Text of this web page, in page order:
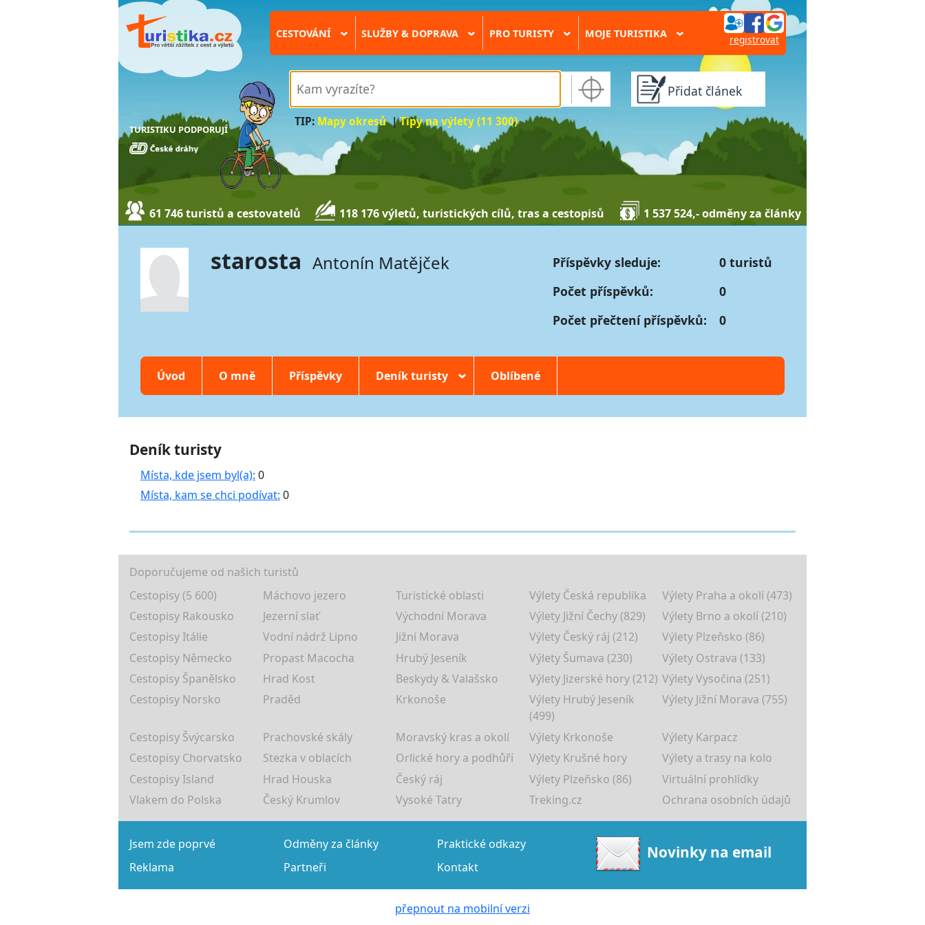
TURISTIKU PODPORUJÍ
CESTOVÁNÍ › SLUŽBY & DOPRAVA › PRO TURISTY › MOJE TURISTIKA › registrovat
TIP: Mapy okresů|Tipy na výlety (11 300)
Přidat článek
61 746 turistů a cestovatelů 118 176 výletů, turistických cílů, tras a cestopisů 1 537 524,- odměny za články
starosta Antonín Matějček Příspěvky sleduje:
0 turistů
Počet příspěvků:
0
Počet přečtení příspěvků:
0
Úvod O mně Příspěvky Deník turisty › Oblíbené
Deník turisty
Místa, kde jsem byl(a): 0
Místa, kam se chci podívat: 0
Doporučujeme od našich turistů
Cestopisy (5 600)
Máchovo jezero Turistické oblasti Výlety Česká republika
Výlety Praha a okolí (473)
Cestopisy Rakousko
Jezerní slať Východní Morava Výlety Jižní Čechy (829)
Výlety Brno a okolí (210)
Cestopisy Itálie
Vodní nádrž Lipno Jižní Morava Výlety Český ráj (212)
Výlety Plzeňsko (86)
Cestopisy Německo
Propast Macocha Hrubý Jeseník Výlety Šumava (230)
Výlety Ostrava (133)
Cestopisy Španělsko
Hrad Kost Beskydy & Valašsko Výlety Jizerské hory (212) Výlety Vysočina (251)
Cestopisy Norsko
Praděd Krkonoše
Výlety Hrubý Jeseník
(499)
Výlety Jižní Morava (755)
Cestopisy Švýcarsko Prachovské skály Moravský kras a okolí Výlety Krkonoše
Výlety Karpacz
Cestopisy Chorvatsko
Stezka v oblacích Orlické hory a podhůří Výlety Krušné hory
Výlety a trasy na kolo
Cestopisy Island
Hrad Houska Český ráj Výlety Plzeňsko (86)
Virtuální prohlídky
Vlakem do Polska
Český Krumlov Vysoké Tatry Treking.cz Ochrana osobních údajů
Jsem zde poprvé Odměny za články
Praktické odkazy
Reklama
Partneři Kontakt
Novinky na email
přepnout na mobilní verzi